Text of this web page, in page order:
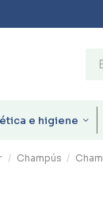
e higiene
Champús